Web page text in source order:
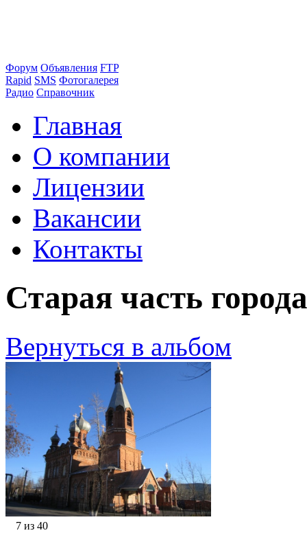
Форум Объявления FTP
Rapid SMS Фотогалерея
Радио Справочник
Главная
О компании
Лицензии
Вакансии
Контакты
Старая часть
Вернуться в альбом
7 из 40